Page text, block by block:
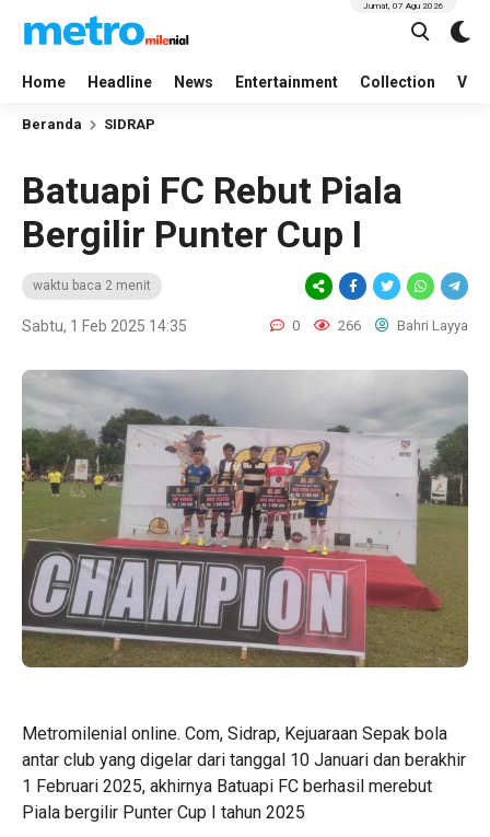
Home Headline News Entertainment Collection
Jumat, 07 Agu 2026
Beranda SIDRAP
Batuapi FC Rebut Piala
Bergilir Punter Cup I
waktu baca 2 menit
Sabtu, 1 Feb 2025 14:35 0 266 Bahri Layya
Metromilenial online. Com, Sidrap, Kejuaraan Sepak bola
antar club yang digelar dari tanggal 10 Januari dan berakhir
1 Februari 2025, akhirnya Batuapi FC berhasil merebut
Piala bergilir Punter Cup I tahun 2025